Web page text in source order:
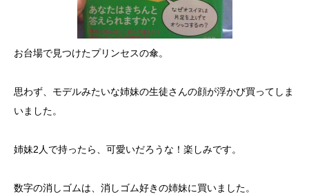
お台場で見つけたプリンセスの傘。
思わず、モデルみたいな姉妹の生徒さんの顔が浮かび買ってしま
いました。
姉妹2人で持ったら、可愛いだろうな！楽しみです。
数字の消しゴムは、消しゴム好きの姉妹に買いました。